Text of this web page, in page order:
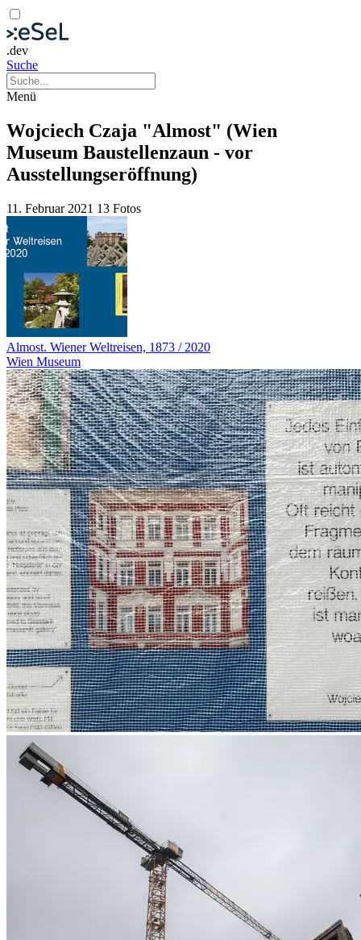
.dev
Suche
Menü
Wojciech Czaja "Almost" (Wien
Museum Baustellenzaun - vor
Ausstellungseröffnung)
11. Februar 2021 13 Fotos
Almost. Wiener Weltreisen, 1873 / 2020
Wien Museum